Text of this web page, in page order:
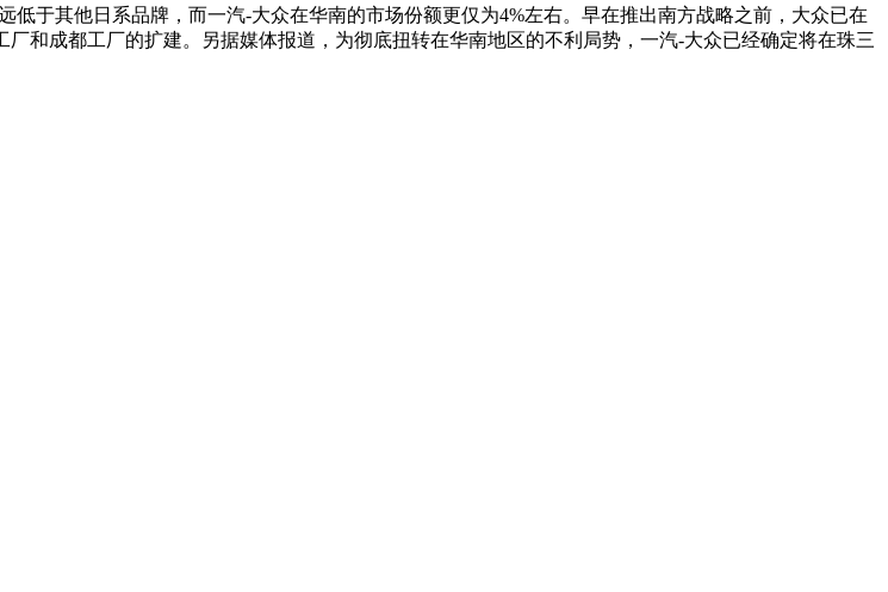
于其他日系品牌，而一汽-大众在华南的市场份额更仅为4%左右。早在推出南方战略之前，大众已在
和成都工厂的扩建。另据媒体报道，为彻底扭转在华南地区的不利局势，一汽-大众已经确定将在珠三